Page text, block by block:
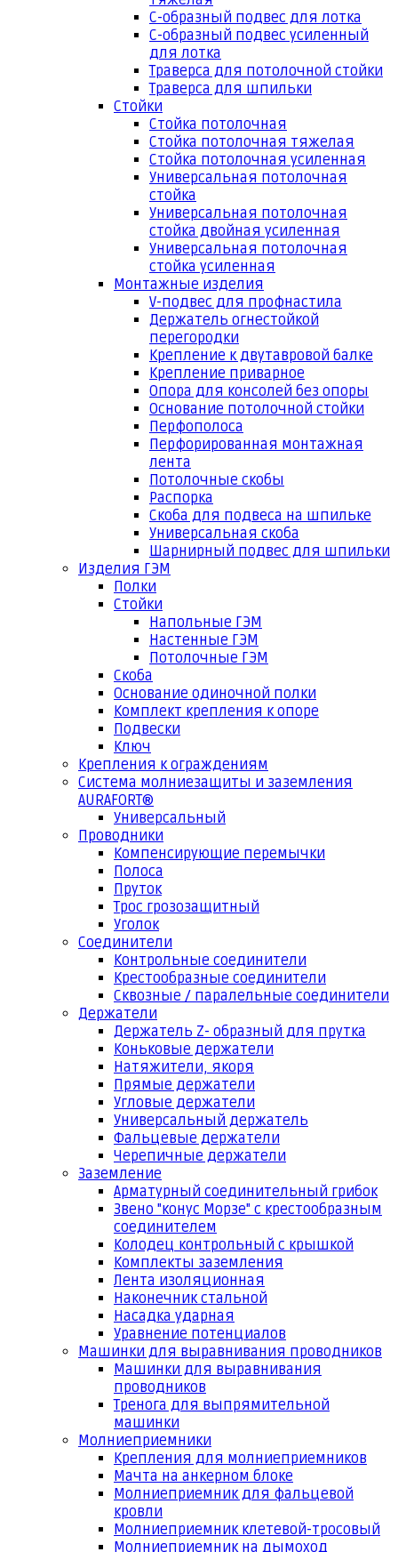
С-образный подвес для лотка
С-образный подвес усиленный
для лотка
Траверса для потолочной стойки
Траверса для шпильки
Стойки
Стойка потолочная
Стойка потолочная тяжелая
Стойка потолочная усиленная
Универсальная потолочная
стойка
Универсальная потолочная
стойка двойная усиленная
Универсальная потолочная
стойка усиленная
Монтажные изделия
V-подвес для профнастила
Держатель огнестойкой
перегородки
Крепление к двутавровой балке
Крепление приварное
Опора для консолей без опоры
Основание потолочной стойки
Перфополоса
Перфорированная монтажная
лента
Потолочные скобы
Распорка
Скоба для подвеса на шпильке
Универсальная скоба
Шарнирный подвес для шпильки
Изделия ГЭМ
Полки
Стойки
Напольные ГЭМ
Настенные ГЭМ
Потолочные ГЭМ
Скоба
Основание одиночной полки
Комплект крепления к опоре
Подвески
Ключ
Крепления к ограждениям
Система молниезащиты и заземления
AURAFORT®
Универсальный
Проводники
Компенсирующие перемычки
Полоса
Пруток
Трос грозозащитный
Уголок
Соединители
Контрольные соединители
Крестообразные соединители
Сквозные / паралельные соединители
Держатели
Держатель Z- образный для прутка
Коньковые держатели
Натяжители, якоря
Прямые держатели
Угловые держатели
Универсальный держатель
Фальцевые держатели
Черепичные держатели
Заземление
Арматурный соединительный грибок
Звено "конус Морзе" с крестообразным
соединителем
Колодец контрольный с крышкой
Комплекты заземления
Лента изоляционная
Наконечник стальной
Насадка ударная
Уравнение потенциалов
Машинки для выравнивания проводников
Машинки для выравнивания
проводников
Тренога для выпрямительной
машинки
Молниеприемники
Крепления для молниеприемников
Мачта на анкерном блоке
Молниеприемник для фальцевой
кровли
Молниеприемник клетевой-тросовый
Молниеприемник на дымоход